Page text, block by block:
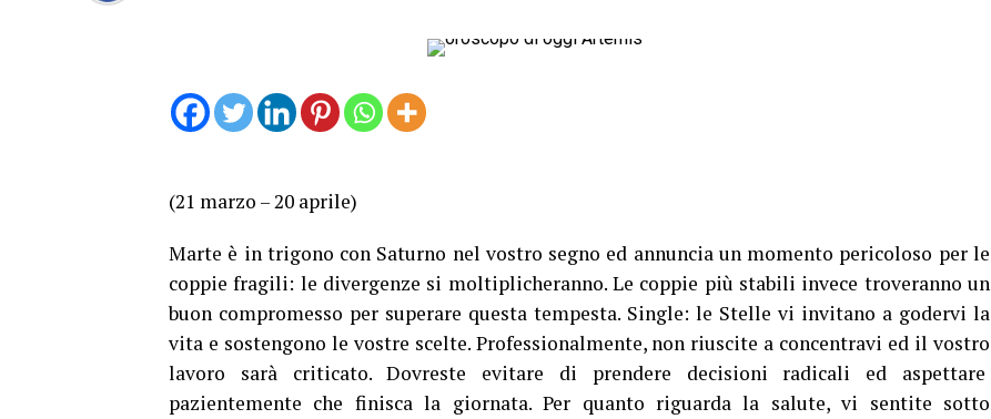
(21 marzo – 20 aprile)
Marte è in trigono con Saturno nel vostro segno ed annuncia un momento pericoloso per le
coppie fragili: le divergenze si moltiplicheranno. Le coppie più stabili invece troveranno un
buon compromesso per superare questa tempesta. Single: le Stelle vi invitano a godervi la
vita e sostengono le vostre scelte. Professionalmente, non riuscite a concentravi ed il vostro
lavoro sarà criticato. Dovreste evitare di prendere decisioni radicali ed aspettare
pazientemente che finisca la giornata. Per quanto riguarda la salute, vi sentite sotto